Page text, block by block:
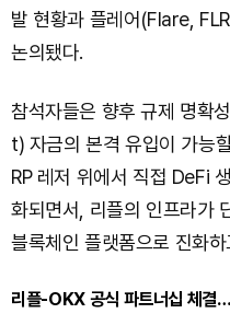
발 현황과 플레어(Flare,
논의됐다.
참석자들은 향후 규제 명확
t) 자금의 본격 유입이 가능
RP 레저 위에서 직접 DeFi
화되면서, 리플의 인프라가
블록체인 플랫폼으로 진화
리플-OKX 공식 파트너십 체결